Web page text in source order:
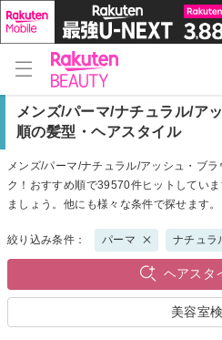
メンズ/パーマ/ナチュラル/ア
順の髪型・ヘアスタイル
メンズ/パーマ/ナチュラル/アッシュ・ブ
ク！おすすめ順で39570件ヒットしてい
ましょう。他にも様々な条件で探せます。
絞り込み条件： パーマ ナチュラ
ヘアスタ
美容室